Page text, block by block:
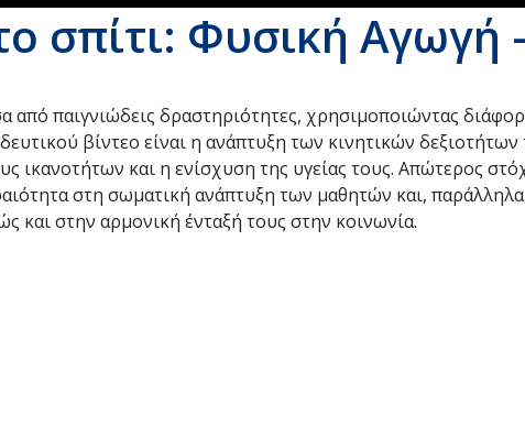
σπίτι: Φυσική Αγωγή
από παιγνιώδεις δραστηριότητες, χρησιμοποιώντας
βίντεο είναι η ανάπτυξη των κινητικών
ικανοτήτων και η ενίσχυση της υγείας τους. Απώτερος
στη σωματική ανάπτυξη των μαθητών και,
και στην αρμονική ένταξή τους στην κοινωνία.